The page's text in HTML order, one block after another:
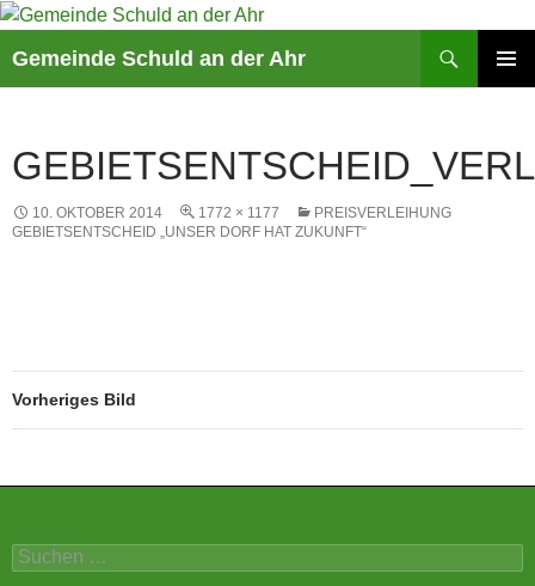
Gemeinde Schuld an der Ahr
10. OKTOBER 2014 1772 × 1177
PREISVERLEIHUNG
GEBIETSENTSCHEID „UNSER DORF HAT ZUKUNFT“
Vorheriges Bild
Suchen
nach: